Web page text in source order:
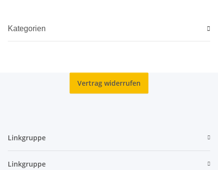
Kategorien
Vertrag widerrufen
Linkgruppe
Linkgruppe